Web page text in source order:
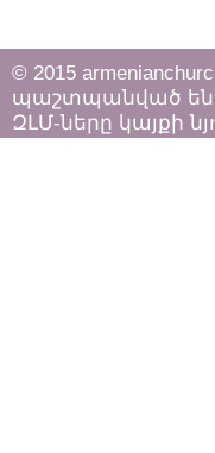
© 2015
պաշտպանված
ԶԼՄ-ները կայքի